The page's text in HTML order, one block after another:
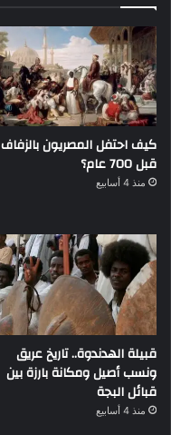
كيف احتفل المصريون بالزفاف
قبل 700 عام؟
منذ 4 أسابيع
قبيلة الهدندوة.. تاريخ عريق
ونسب أصيل ومكانة بارزة بين
قبائل البجة
منذ 4 أسابيع